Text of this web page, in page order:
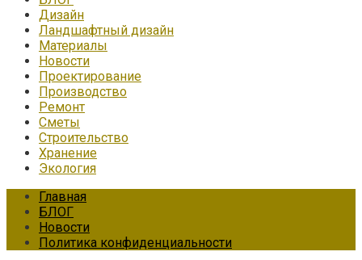
Дизайн
Ландшафтный дизайн
Материалы
Новости
Проектирование
Производство
Ремонт
Сметы
Строительство
Хранение
Экология
Главная
БЛОГ
Новости
Политика конфиденциальности